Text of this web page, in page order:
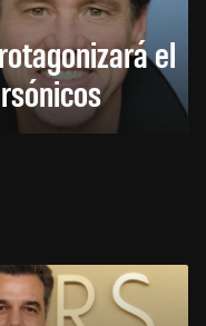
el